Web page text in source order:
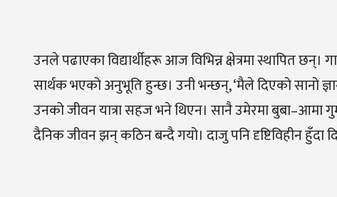
उनले पढाएका विद्यार्थीहरू आज विभिन्न क्षेत्रमा स्थापित
सार्थक भएको अनुभूति हुन्छ। उनी भन्छन्, ‘मैले दिएको सानो
उनको जीवन यात्रा सहज भने थिएन। सानै उमेरमा बुबा–आमा
दैनिक जीवन झन् कठिन बन्दै गयो। दाजु पनि दृष्टिविहीन हुँदा